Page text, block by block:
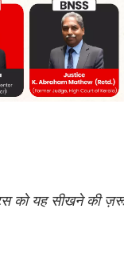
को यह सीखने की